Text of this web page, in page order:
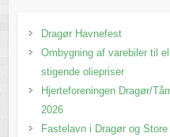
Dragør Havnefest
Ombygning af varebiler til
stigende oliepriser
Hjerteforeningen Dragør/
2026
Fastelavn i Dragør og